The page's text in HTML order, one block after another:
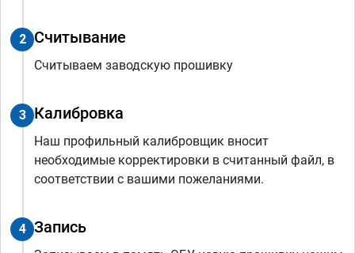
2 Считывание
Считываем заводскую прошивку
3 Калибровка
Наш профильный калибровщик вносит
необходимые корректировки в считанный файл, в
соответствии с вашими пожеланиями.
4 Запись